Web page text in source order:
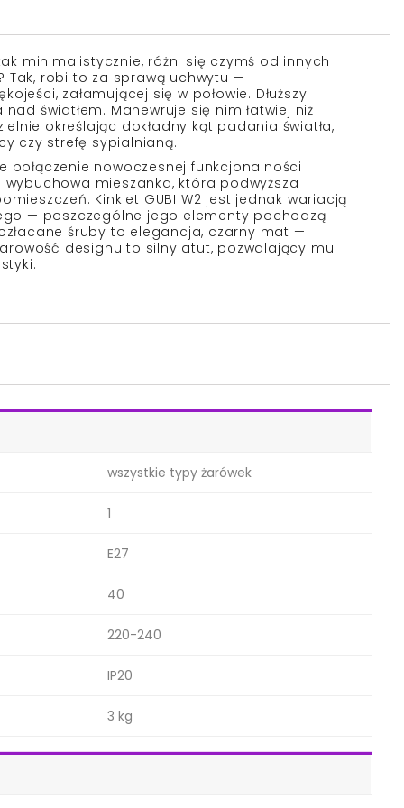
minimalistycznie, różni się czymś od innych
Tak, robi to za sprawą uchwytu —
załamującej się w połowie. Dłuższy
światłem. Manewruje się nim łatwiej niż
określając dokładny kąt padania światła,
czy strefę sypialnianą.
połączenie nowoczesnej funkcjonalności i
mieszanka, która podwyższa
Kinkiet GUBI W2 jest jednak wariacją
— poszczególne jego elementy pochodzą
śruby to elegancja, czarny mat —
designu to silny atut, pozwalający mu
wszystkie typy żarówek
1
E27
40
220-240
IP20
3 kg